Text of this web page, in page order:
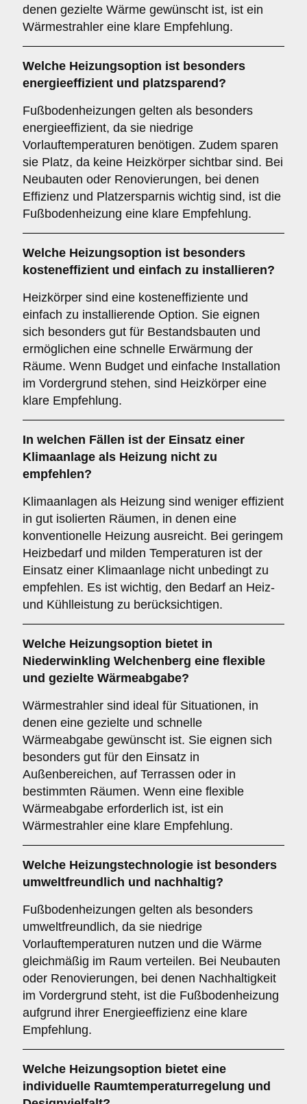
denen gezielte Wärme gewünscht ist, ist ein
Wärmestrahler eine klare Empfehlung.
Welche Heizungsoption ist besonders
energieeffizient und platzsparend?
Fußbodenheizungen gelten als besonders
energieeffizient, da sie niedrige
Vorlauftemperaturen benötigen. Zudem sparen
sie Platz, da keine Heizkörper sichtbar sind. Bei
Neubauten oder Renovierungen, bei denen
Effizienz und Platzersparnis wichtig sind, ist die
Fußbodenheizung eine klare Empfehlung.
Welche Heizungsoption ist besonders
kosteneffizient und einfach zu installieren?
Heizkörper sind eine kosteneffiziente und
einfach zu installierende Option. Sie eignen
sich besonders gut für Bestandsbauten und
ermöglichen eine schnelle Erwärmung der
Räume. Wenn Budget und einfache Installation
im Vordergrund stehen, sind Heizkörper eine
klare Empfehlung.
In welchen Fällen ist der Einsatz einer
Klimaanlage als Heizung nicht zu
empfehlen?
Klimaanlagen als Heizung sind weniger effizient
in gut isolierten Räumen, in denen eine
konventionelle Heizung ausreicht. Bei geringem
Heizbedarf und milden Temperaturen ist der
Einsatz einer Klimaanlage nicht unbedingt zu
empfehlen. Es ist wichtig, den Bedarf an Heiz-
und Kühlleistung zu berücksichtigen.
Welche Heizungsoption bietet in
Niederwinkling Welchenberg eine flexible
und gezielte Wärmeabgabe?
Wärmestrahler sind ideal für Situationen, in
denen eine gezielte und schnelle
Wärmeabgabe gewünscht ist. Sie eignen sich
besonders gut für den Einsatz in
Außenbereichen, auf Terrassen oder in
bestimmten Räumen. Wenn eine flexible
Wärmeabgabe erforderlich ist, ist ein
Wärmestrahler eine klare Empfehlung.
Welche Heizungstechnologie ist besonders
umweltfreundlich und nachhaltig?
Fußbodenheizungen gelten als besonders
umweltfreundlich, da sie niedrige
Vorlauftemperaturen nutzen und die Wärme
gleichmäßig im Raum verteilen. Bei Neubauten
oder Renovierungen, bei denen Nachhaltigkeit
im Vordergrund steht, ist die Fußbodenheizung
aufgrund ihrer Energieeffizienz eine klare
Empfehlung.
Welche Heizungsoption bietet eine
individuelle Raumtemperaturregelung und